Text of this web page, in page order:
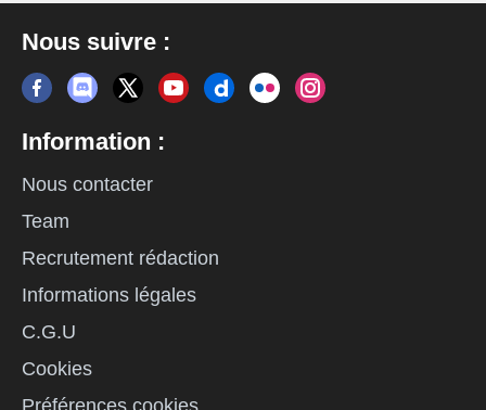
Nous suivre :
Information :
Nous contacter
Team
Recrutement rédaction
Informations légales
C.G.U
Cookies